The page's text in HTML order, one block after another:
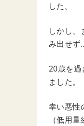
した。
しかし
み出せず
20歳を過
ました。
幸い悪性
（低用